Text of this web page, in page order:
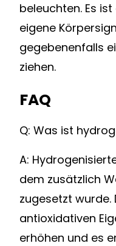
beleuchten. Es
eigene
gegebenenfalls
ziehen.
FAQ
Q: Was ist
A:
dem zusätzlich
zugesetzt wurde.
antioxidativen
erhöhen und es